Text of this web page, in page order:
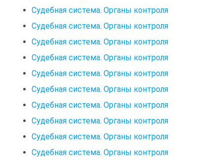
Судебная система. Органы контроля
Судебная система. Органы контроля
Судебная система. Органы контроля
Судебная система. Органы контроля
Судебная система. Органы контроля
Судебная система. Органы контроля
Судебная система. Органы контроля
Судебная система. Органы контроля
Судебная система. Органы контроля
Судебная система. Органы контроля